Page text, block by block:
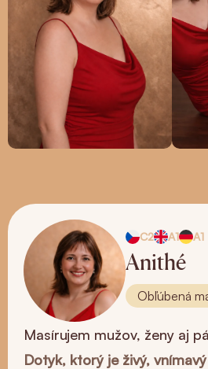
C2 A1 A1
Anithé
Obľúbená
Masírujem mužov, ženy aj
Dotyk, ktorý je živý,